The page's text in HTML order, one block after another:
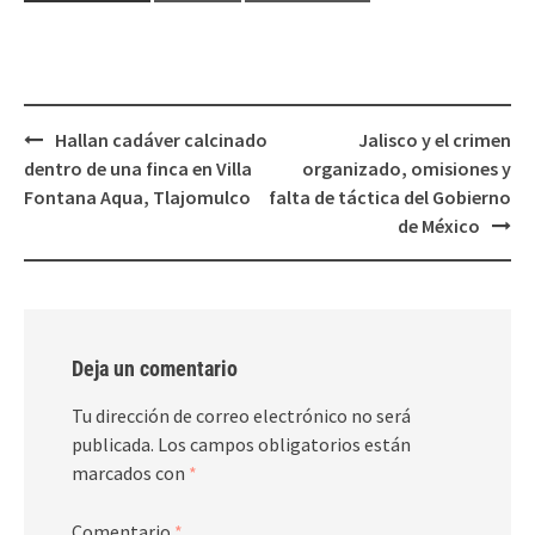
Post
navigation
Hallan cadáver calcinado
dentro de una finca en Villa
Fontana Aqua, Tlajomulco
Jalisco y el crimen
organizado, omisiones y
falta de táctica del Gobierno
de México
Deja un comentario
Tu dirección de correo electrónico no será
publicada. Los campos obligatorios están
marcados con *